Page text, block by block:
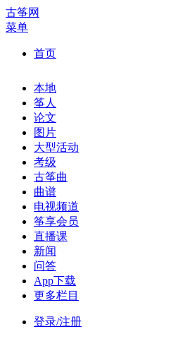
古筝网
菜单
首页
本地
筝人
论文
图片
大型活动
考级
古筝曲
曲谱
电视频道
筝享会员
直播课
新闻
问答
App下载
更多栏目
登录/注册